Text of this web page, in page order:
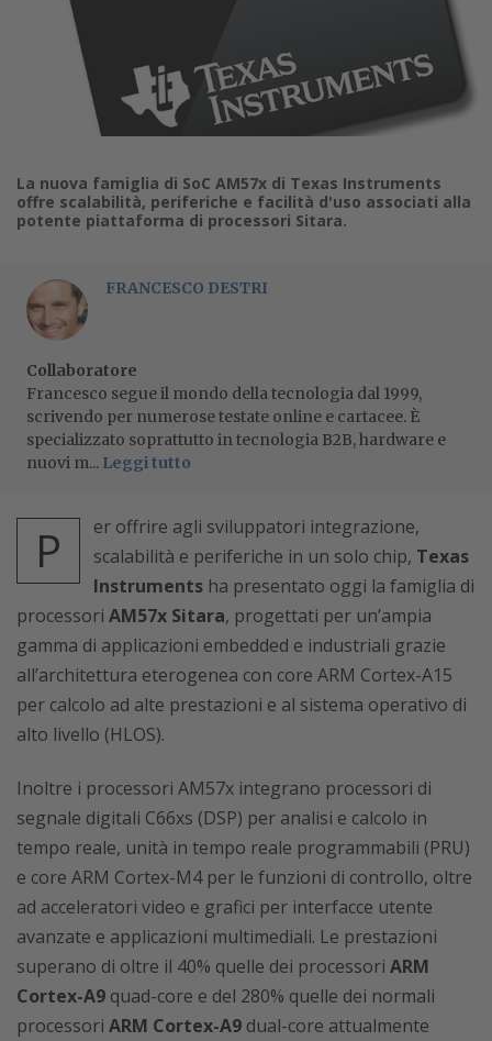
La nuova famiglia di SoC AM57x di Texas Instruments
offre scalabilità, periferiche e facilità d'uso associati alla
potente piattaforma di processori Sitara.
FRANCESCO DESTRI
Collaboratore
Francesco segue il mondo della tecnologia dal 1999,
scrivendo per numerose testate online e cartacee. È
specializzato soprattutto in tecnologia B2B, hardware e
nuovi m... Leggi tutto
P
er offrire agli sviluppatori integrazione,
scalabilità e periferiche in un solo chip, Texas
Instruments ha presentato oggi la famiglia di
processori AM57x Sitara, progettati per un’ampia
gamma di applicazioni embedded e industriali grazie
all’architettura eterogenea con core ARM Cortex-A15
per calcolo ad alte prestazioni e al sistema operativo di
alto livello (HLOS).
Inoltre i processori AM57x integrano processori di
segnale digitali C66xs (DSP) per analisi e calcolo in
tempo reale, unità in tempo reale programmabili (PRU)
e core ARM Cortex-M4 per le funzioni di controllo, oltre
ad acceleratori video e grafici per interfacce utente
avanzate e applicazioni multimediali. Le prestazioni
superano di oltre il 40% quelle dei processori ARM
Cortex-A9 quad-core e del 280% quelle dei normali
processori ARM Cortex-A9 dual-core attualmente